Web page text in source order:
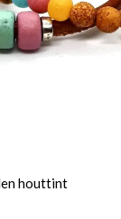
houttint